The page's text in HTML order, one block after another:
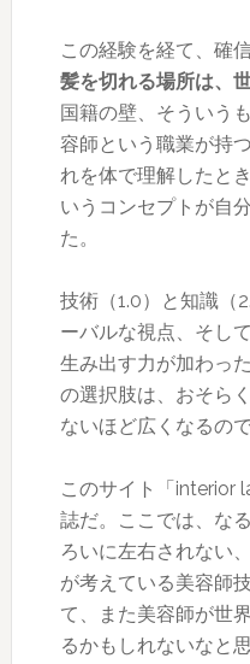
この経験を経て、確
髪を切れる場所は、
国籍の壁、そういう
容師という職業が持
れを体で理解したと
いうコンセプトが自
た。
技術（1.0）と知識（
ーバルな視点、そし
生み出す力が加わっ
の選択肢は、おそら
ないほど広くなるの
このサイト「interior
誌だ。ここでは、な
ろいに左右されない
が考えている美容師
て、また美容師が世
るかもしれないなと